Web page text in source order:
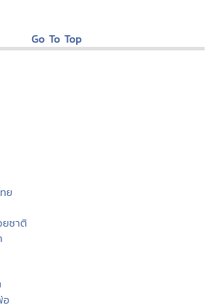
Go To Top
ย
ยชาติ
อ